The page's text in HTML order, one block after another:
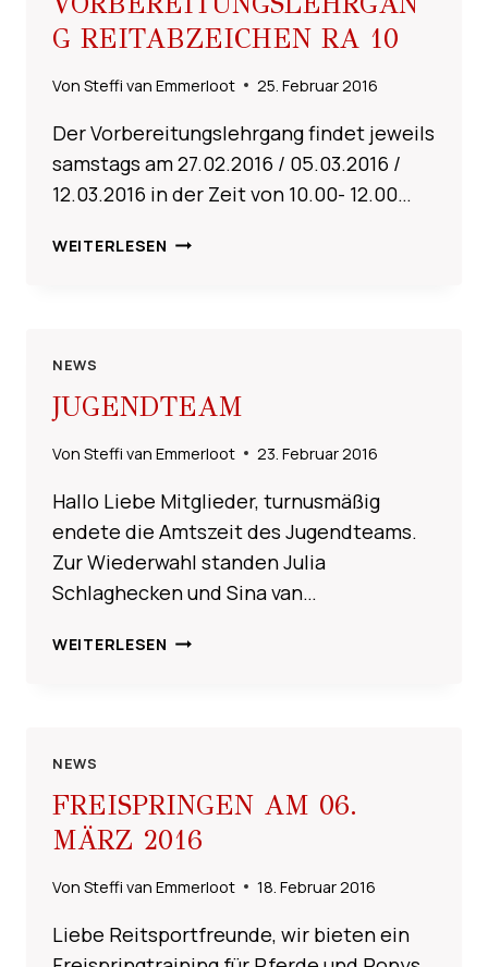
G REITABZEICHEN RA 10
Von Steffi van Emmerloot 25. Februar 2016
Der Vorbereitungslehrgang findet jeweils
samstags am 27.02.2016 / 05.03.2016 /
12.03.2016 in der Zeit von 10.00- 12.00…
WEITERLESEN VORBEREITUNGSLEHRGANG
NEWS
JUGENDTEAM
Von Steffi van Emmerloot 23. Februar 2016
Hallo Liebe Mitglieder, turnusmäßig
endete die Amtszeit des Jugendteams.
Zur Wiederwahl standen Julia
Schlaghecken und Sina van…
WEITERLESEN JUGENDTEAM
NEWS
FREISPRINGEN AM 06.
MÄRZ 2016
Von Steffi van Emmerloot 18. Februar 2016
Liebe Reitsportfreunde, wir bieten ein